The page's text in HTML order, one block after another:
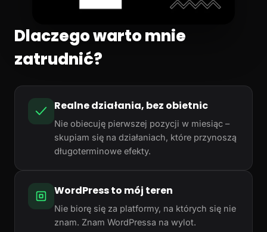
Dlaczego warto mnie
zatrudnić?
Realne działania, bez obietnic
Nie obiecuję pierwszej pozycji w miesiąc –
skupiam się na działaniach, które przynoszą
długoterminowe efekty.
WordPress to mój teren
Nie biorę się za platformy, na których się nie
znam. Znam WordPressa na wylot.